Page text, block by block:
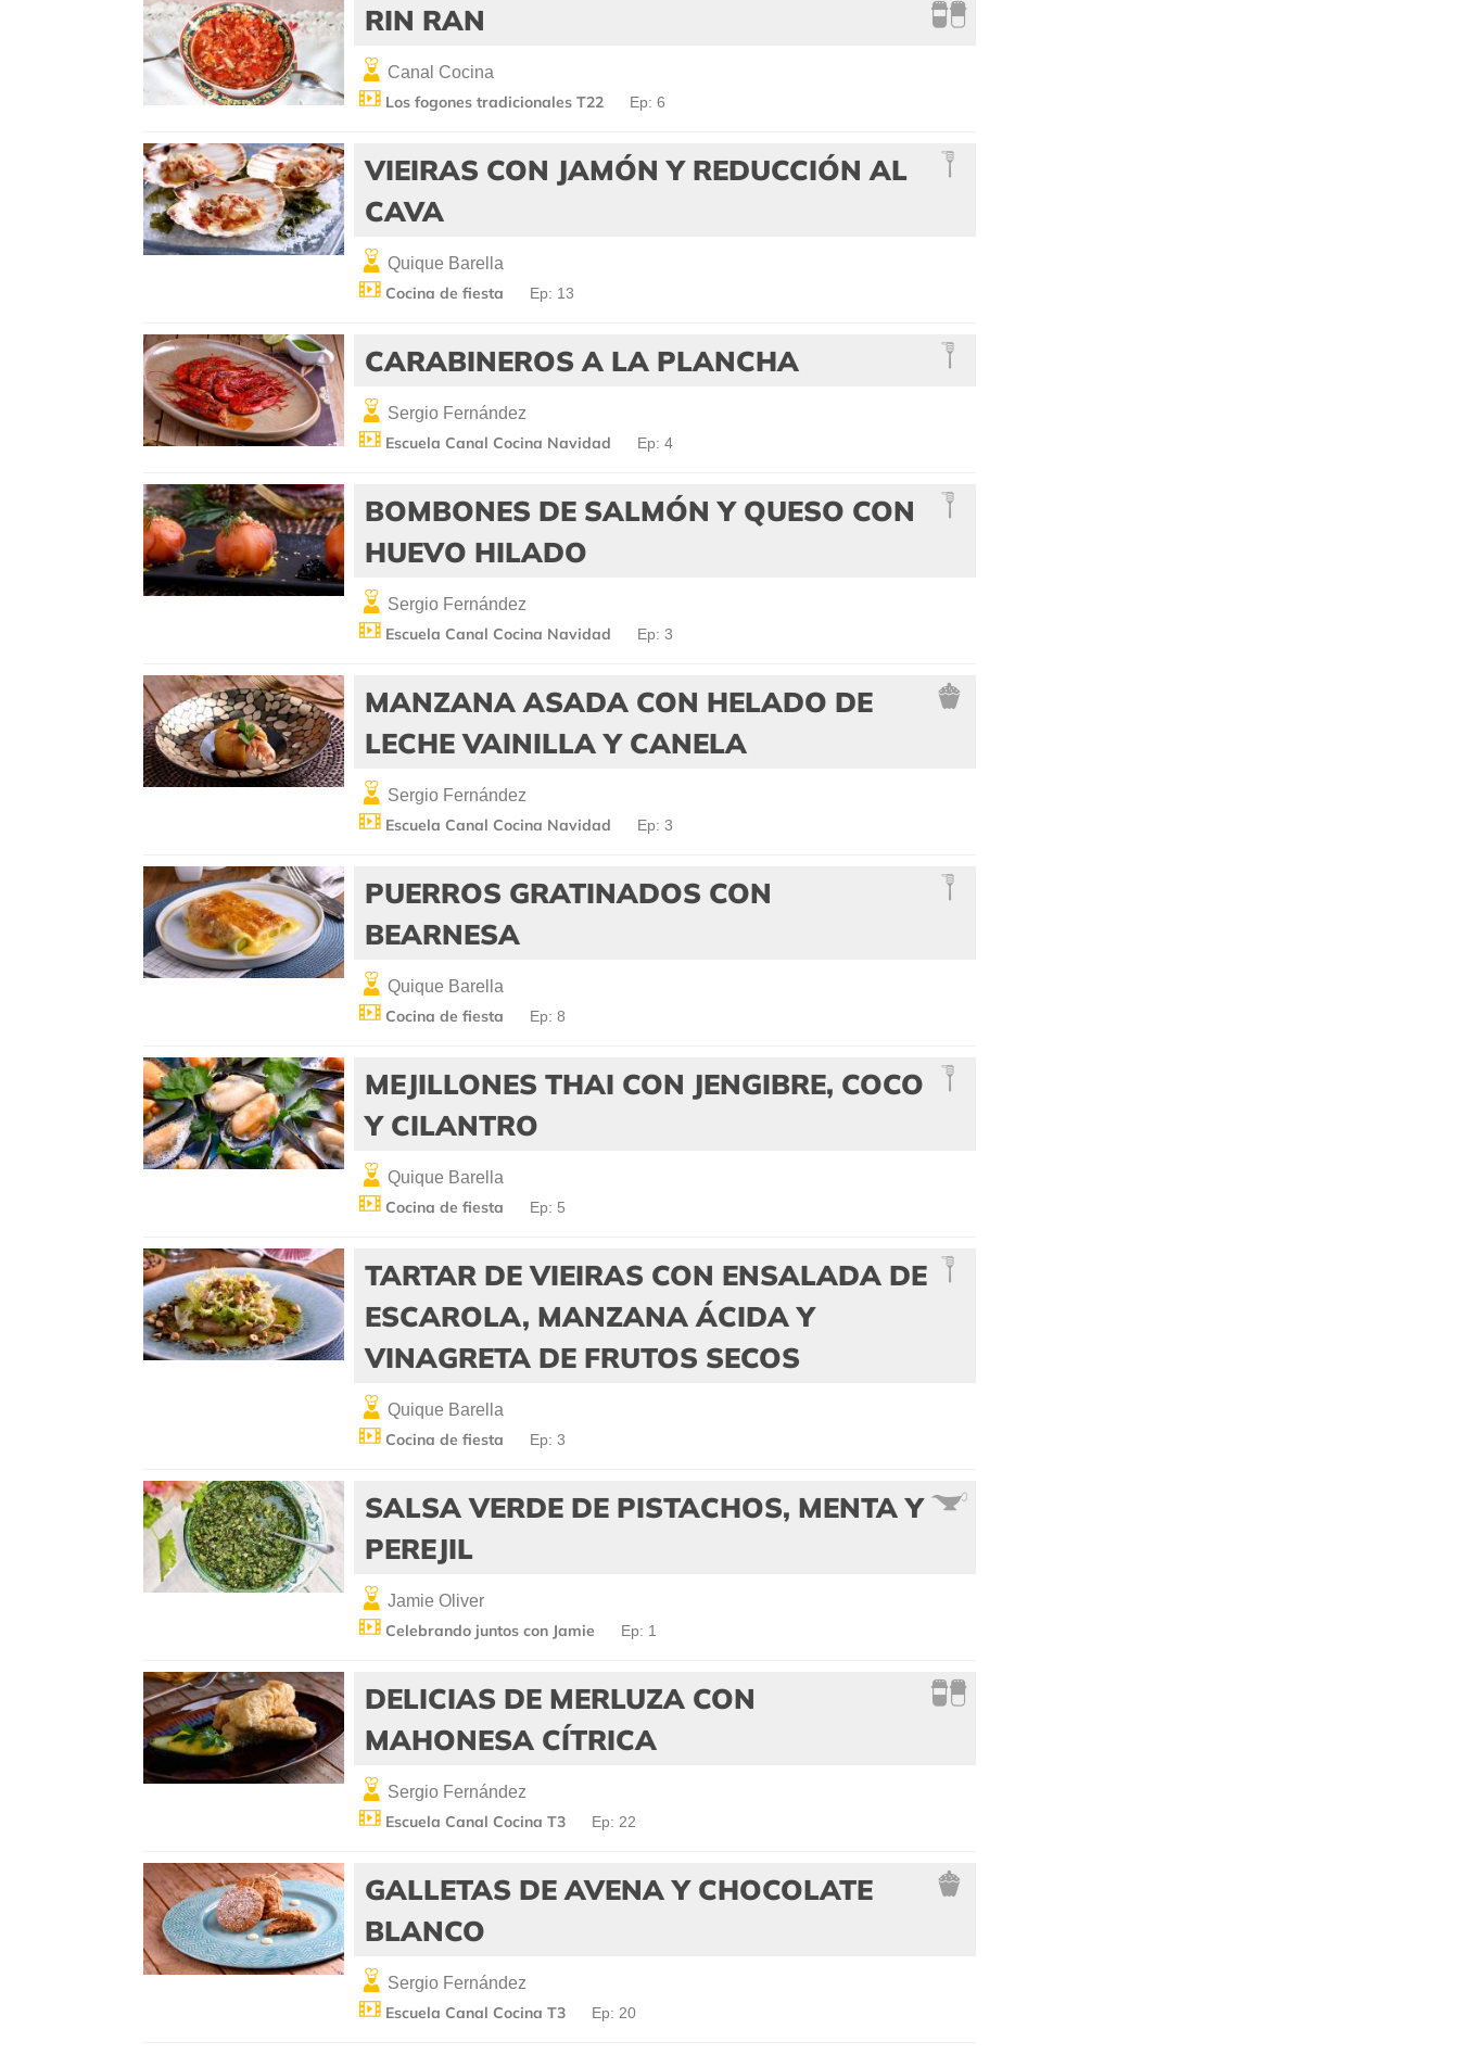
RIN RAN
Canal Cocina
Los fogones tradicionales T22 Ep: 6
VIEIRAS CON JAMÓN Y REDUCCIÓN AL
CAVA
Quique Barella
Cocina de fiesta Ep: 13
CARABINEROS A LA PLANCHA
Sergio Fernández
Escuela Canal Cocina Navidad Ep: 4
BOMBONES DE SALMÓN Y QUESO CON
HUEVO HILADO
Sergio Fernández
Escuela Canal Cocina Navidad Ep: 3
MANZANA ASADA CON HELADO DE
LECHE VAINILLA Y CANELA
Sergio Fernández
Escuela Canal Cocina Navidad Ep: 3
PUERROS GRATINADOS CON
BEARNESA
Quique Barella
Cocina de fiesta Ep: 8
MEJILLONES THAI CON JENGIBRE, COCO
Y CILANTRO
Quique Barella
Cocina de fiesta Ep: 5
TARTAR DE VIEIRAS CON ENSALADA DE
ESCAROLA, MANZANA ÁCIDA Y
VINAGRETA DE FRUTOS SECOS
Quique Barella
Cocina de fiesta Ep: 3
SALSA VERDE DE PISTACHOS, MENTA Y
PEREJIL
Jamie Oliver
Celebrando juntos con Jamie Ep: 1
DELICIAS DE MERLUZA CON
MAHONESA CÍTRICA
Sergio Fernández
Escuela Canal Cocina T3 Ep: 22
GALLETAS DE AVENA Y CHOCOLATE
BLANCO
Sergio Fernández
Escuela Canal Cocina T3 Ep: 20